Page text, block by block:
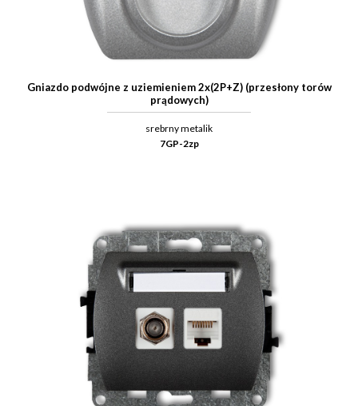
Gniazdo podwójne z uziemieniem 2x(2P+Z) (przesłony torów
prądowych)
srebrny metalik
7GP-2zp